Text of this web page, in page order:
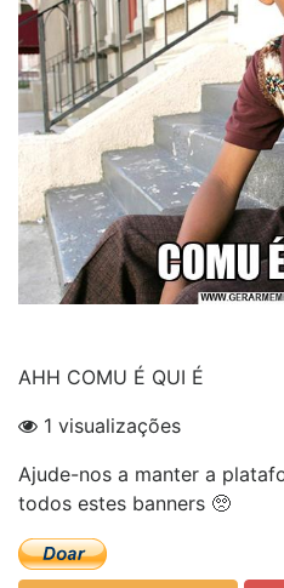
AHH COMU É QUI É
1 visualizações
Ajude-nos a manter a
todos estes banners 🥺